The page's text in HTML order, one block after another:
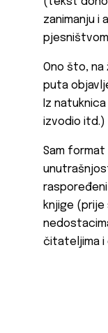
zanimanju i
Ono što,
puta
Iz
izvodio itd.)
Sam format
knjige (prije
čitateljima i